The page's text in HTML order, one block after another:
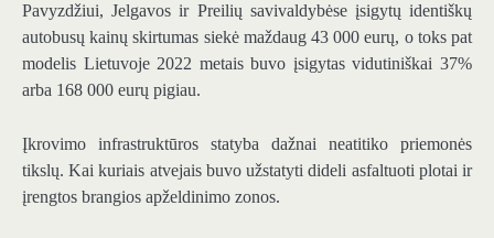
Pavyzdžiui, Jelgavos ir Preilių savivaldybėse įsigytų identiškų
autobusų kainų skirtumas siekė maždaug 43 000 eurų, o toks pat
modelis Lietuvoje 2022 metais buvo įsigytas vidutiniškai 37%
arba 168 000 eurų pigiau.
Įkrovimo infrastruktūros statyba dažnai neatitiko priemonės
tikslų. Kai kuriais atvejais buvo užstatyti dideli asfaltuoti plotai ir
įrengtos brangios apželdinimo zonos.